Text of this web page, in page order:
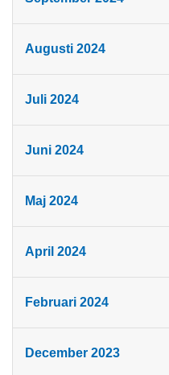
Augusti 2024
Juli 2024
Juni 2024
Maj 2024
April 2024
Februari 2024
December 2023